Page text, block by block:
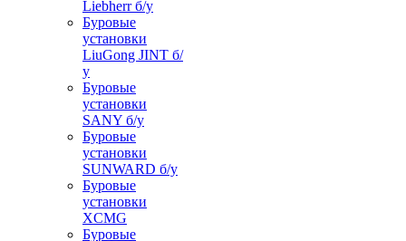
Liebherr б/у
Буровые
установки
LiuGong JINT б/
у
Буровые
установки
SANY б/у
Буровые
установки
SUNWARD б/у
Буровые
установки
XCMG
Буровые